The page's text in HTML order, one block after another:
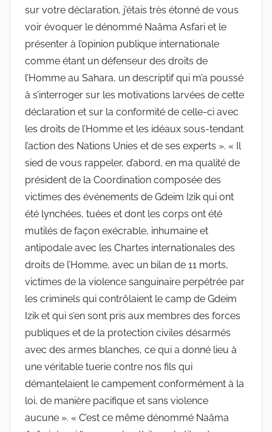
sur votre déclaration, j’étais très étonné de vous
voir évoquer le dénommé Naâma Asfari et le
présenter à l’opinion publique internationale
comme étant un défenseur des droits de
l’Homme au Sahara, un descriptif qui m’a poussé
à s’interroger sur les motivations larvées de cette
déclaration et sur la conformité de celle-ci avec
les droits de l’Homme et les idéaux sous-tendant
l’action des Nations Unies et de ses experts ». « Il
sied de vous rappeler, d’abord, en ma qualité de
président de la Coordination composée des
victimes des événements de Gdeim Izik qui ont
été lynchées, tuées et dont les corps ont été
mutilés de façon exécrable, inhumaine et
antipodale avec les Chartes internationales des
droits de l’Homme, avec un bilan de 11 morts,
victimes de la violence sanguinaire perpétrée par
les criminels qui contrôlaient le camp de Gdeim
Izik et qui s’en sont pris aux membres des forces
publiques et de la protection civiles désarmés
avec des armes blanches, ce qui a donné lieu à
une véritable tuerie contre nos fils qui
démantelaient le campement conformément à la
loi, de manière pacifique et sans violence
aucune ». « C’est ce même dénommé Naâma